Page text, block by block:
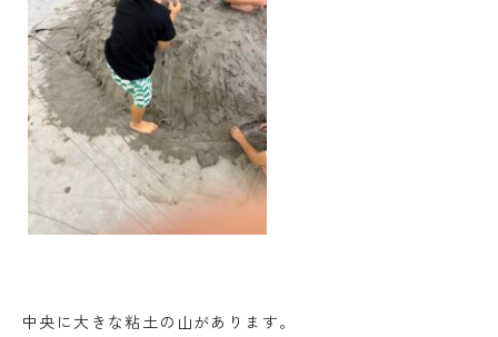
中央に大きな粘土の山があります。